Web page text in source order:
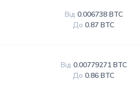
Від 0.006738 BTC
До 0.87 BTC
Від 0.00779271 BTC
До 0.86 BTC